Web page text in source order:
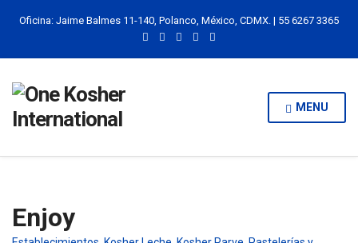
Oficina: Jaime Balmes 11-140, Polanco, México, CDMX. | 55 6267 3365
MENU
Enjoy